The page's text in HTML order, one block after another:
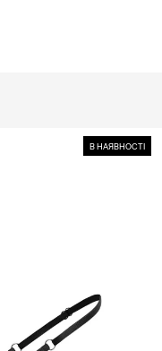
В НАЯВНОСТІ